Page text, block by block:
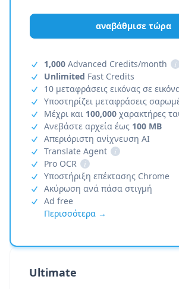
αναβάθμισε τώρα
1,000 Advanced Credits/month
i
Unlimited Fast Credits
10 μεταφράσεις εικόνας σε
Υποστηρίζει μεταφράσεις
Μέχρι και 100,000 χαρακτήρες
Ανεβάστε αρχεία έως 100 MB
Απεριόριστη ανίχνευση AI
Translate Agent
i
Pro OCR
i
Υποστήριξη επέκτασης Chrome
Ακύρωση ανά πάσα στιγμή
Ad free
Περισσότερα →
Ultimate